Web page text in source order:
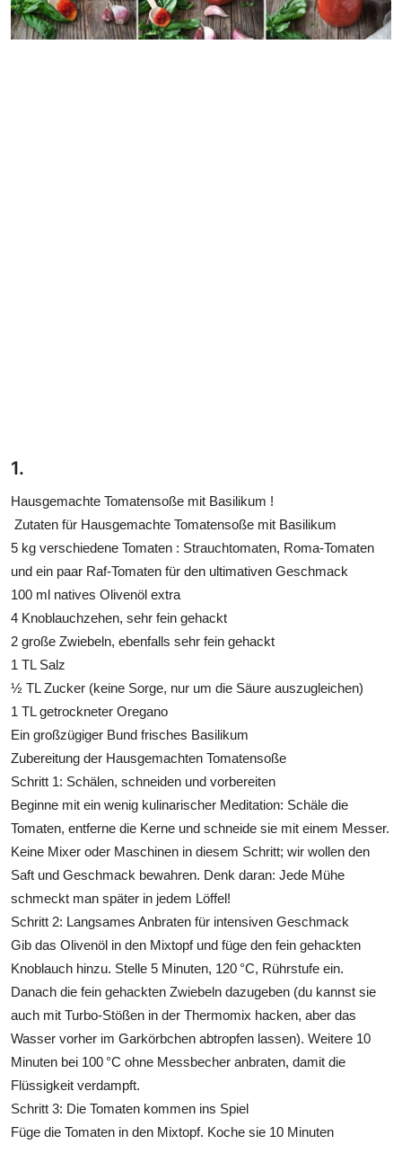
1.
Hausgemachte Tomatensoße mit Basilikum !
Zutaten für Hausgemachte Tomatensoße mit Basilikum
5 kg verschiedene Tomaten : Strauchtomaten, Roma-Tomaten
und ein paar Raf-Tomaten für den ultimativen Geschmack
100 ml natives Olivenöl extra
4 Knoblauchzehen, sehr fein gehackt
2 große Zwiebeln, ebenfalls sehr fein gehackt
1 TL Salz
½ TL Zucker (keine Sorge, nur um die Säure auszugleichen)
1 TL getrockneter Oregano
Ein großzügiger Bund frisches Basilikum
Zubereitung der Hausgemachten Tomatensoße
Schritt 1: Schälen, schneiden und vorbereiten
Beginne mit ein wenig kulinarischer Meditation: Schäle die
Tomaten, entferne die Kerne und schneide sie mit einem Messer.
Keine Mixer oder Maschinen in diesem Schritt; wir wollen den
Saft und Geschmack bewahren. Denk daran: Jede Mühe
schmeckt man später in jedem Löffel!
Schritt 2: Langsames Anbraten für intensiven Geschmack
Gib das Olivenöl in den Mixtopf und füge den fein gehackten
Knoblauch hinzu. Stelle 5 Minuten, 120 °C, Rührstufe ein.
Danach die fein gehackten Zwiebeln dazugeben (du kannst sie
auch mit Turbo-Stößen in der Thermomix hacken, aber das
Wasser vorher im Garkörbchen abtropfen lassen). Weitere 10
Minuten bei 100 °C ohne Messbecher anbraten, damit die
Flüssigkeit verdampft.
Schritt 3: Die Tomaten kommen ins Spiel
Füge die Tomaten in den Mixtopf. Koche sie 10 Minuten